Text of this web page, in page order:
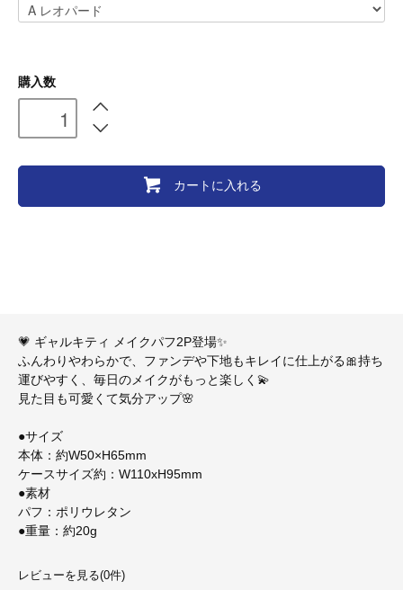
購入数
カートに入れる
💗 ギャルキティ メイクパフ2P登場✨
ふんわりやわらかで、ファンデや下地もキレイに仕上がる🎀持ち
運びやすく、毎日のメイクがもっと楽しく💫
見た目も可愛くて気分アップ🌸
●サイズ
本体：約W50×H65mm
ケースサイズ約：W110xH95mm
●素材
パフ：ポリウレタン
●重量：約20g
レビューを見る(0件)